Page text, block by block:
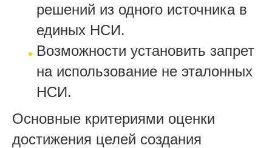
решений из одного источника в
единых НСИ.
Возможности установить запрет
на использование не эталонных
НСИ.
Основные критериями оценки
достижения целей создания